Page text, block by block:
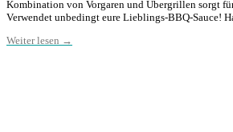
Kombination von Vorgaren und Übergrillen sorgt für
Verwendet unbedingt eure Lieblings-BBQ-Sauce!
Weiter lesen →